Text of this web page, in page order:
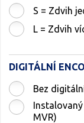
S = Zdvih
L = Zdvih
DIGITÁLNÍ
Bez
MVR)